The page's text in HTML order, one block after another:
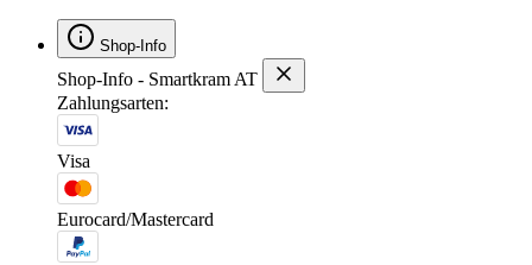
Shop-Info
Shop-Info - Smartkram AT
Zahlungsarten:
Visa
Eurocard/Mastercard